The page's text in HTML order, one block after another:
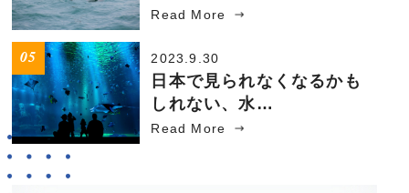
Read More
2023.9.30
日本で見られなくなるかも
しれない、水…
Read More